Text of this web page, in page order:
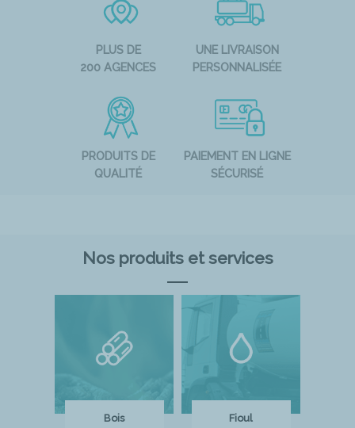
PLUS DE
200 AGENCES
UNE LIVRAISON
PERSONNALISÉE
PRODUITS DE
QUALITÉ
PAIEMENT EN LIGNE
SÉCURISÉ
Nos produits et services
Bois Fioul